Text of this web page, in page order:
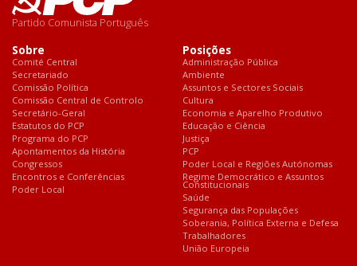
Partido Comunista Português
Sobre
Comité Central
Secretariado
Comissão Política
Comissão Central de Controlo
Secretário-Geral
Estatutos do PCP
Programa do PCP
Apontamentos da História
Congressos
Encontros e Conferências
Poder Local
Posições
Administração Pública
Ambiente
Assuntos e Sectores Sociais
Cultura
Economia e Aparelho Produtivo
Educação e Ciência
Justiça
PCP
Poder Local e Regiões Autónomas
Regime Democrático e Assuntos
Constitucionais
Saúde
Segurança das Populações
Soberania, Política Externa e Defesa
Trabalhadores
União Europeia